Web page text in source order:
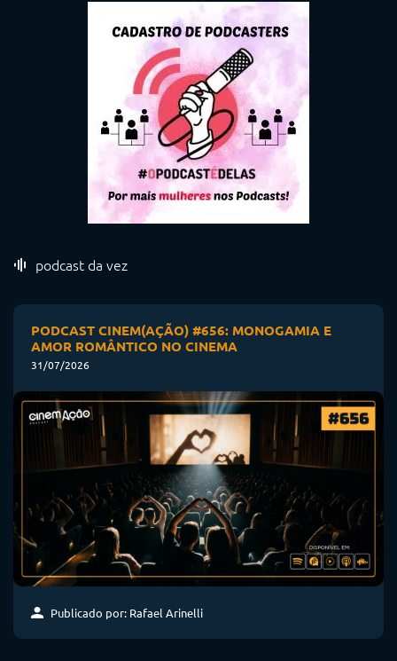
podcast da vez
PODCAST CINEM(AÇÃO) #656: MONOGAMIA E
AMOR ROMÂNTICO NO CINEMA
31/07/2026
Publicado por: Rafael Arinelli